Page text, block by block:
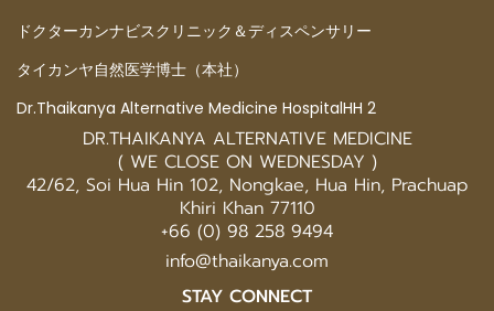
ドクターカンナビスクリニック＆ディスペンサリー
タイカンヤ自然医学博士（本社）
Dr.Thaikanya Alternative Medicine HospitalHH 2
DR.THAIKANYA ALTERNATIVE MEDICINE
( WE CLOSE ON WEDNESDAY )
42/62, Soi Hua Hin 102, Nongkae, Hua Hin, Prachuap
Khiri Khan 77110
+66 (0) 98 258 9494
info@thaikanya.com
STAY CONNECT